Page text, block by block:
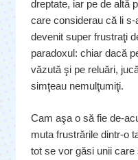
dreptate, iar pe de altă
care considerau că li s-
devenit super frustraţi
paradoxul: chiar dacă
văzută şi pe reluări,
simţeau nemulţumiţi.
Cam aşa o să fie de-
muta frustrările dintr-o
tot se vor găsi unii